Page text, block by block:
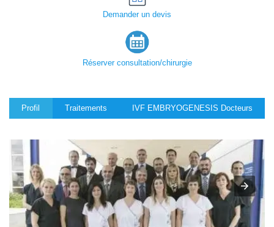
Demander un devis
Réserver consultation/chirurgie
Profil Traitements IVF EMBRYOGENESIS Docteurs